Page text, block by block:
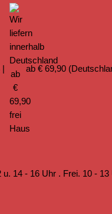
| ab € 69,90
u. 14 - 16 Uhr . Frei. 10 - 13